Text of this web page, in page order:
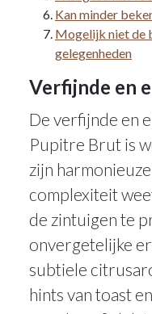
Kan minder
Mogelijk niet de
gelegenheden
Verfijnde en
De verfijnde en
Pupitre Brut is
zijn
complexiteit
de zintuigen te
onvergetelijke
subtiele
hints van toast